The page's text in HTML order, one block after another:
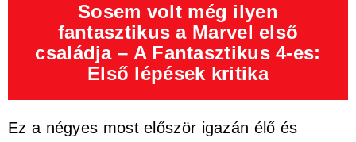
Sosem volt még ilyen
fantasztikus a Marvel első
családja – A Fantasztikus 4-es:
Első lépések kritika
Ez a négyes most először igazán élő és